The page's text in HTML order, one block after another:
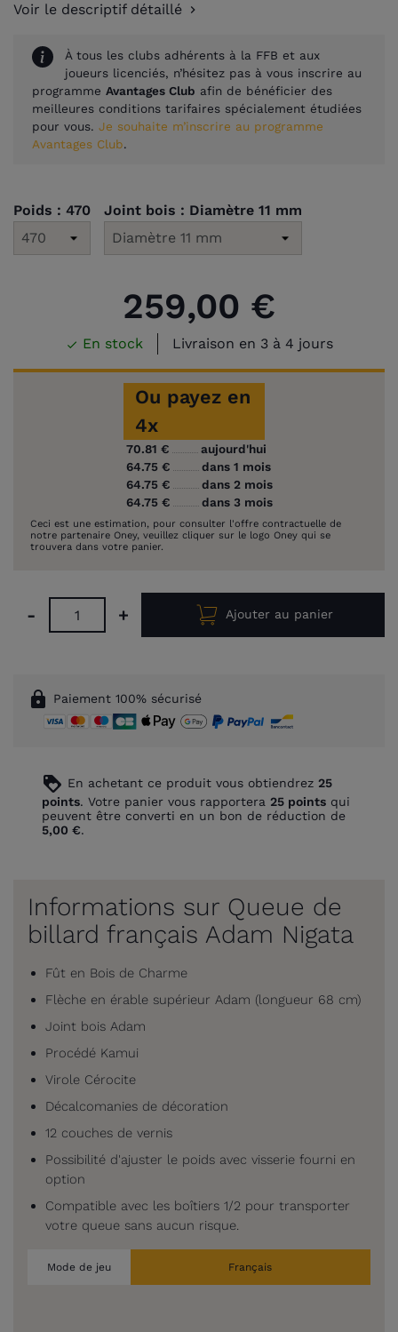
Voir le descriptif détaillé
À tous les clubs adhérents à la FFB et aux
joueurs licenciés, n’hésitez pas à vous inscrire au
programme Avantages Club afin de bénéficier des
meilleures conditions tarifaires spécialement étudiées
pour vous. Je souhaite m’inscrire au programme
Avantages Club.
Poids : 470 Joint bois : Diamètre 11 mm
259,00 €
 En stock Livraison en 3 à 4 jours
Ou payez en
4x
70.81 €
aujourd'hui
64.75 €
dans 1 mois
64.75 €
dans 2 mois
64.75 €
dans 3 mois
Ceci est une estimation, pour consulter l'offre contractuelle de
notre partenaire Oney, veuillez cliquer sur le logo Oney qui se
trouvera dans votre panier.
- + Ajouter au panier
lock Paiement 100% sécurisé
loyalty En achetant ce produit vous obtiendrez 25
points. Votre panier vous rapportera 25 points qui
peuvent être converti en un bon de réduction de
5,00 €.
Informations sur Queue de
billard français Adam Nigata
Fût en Bois de Charme
Flèche en érable supérieur Adam (longueur 68 cm)
Joint bois Adam
Procédé Kamui
Virole Cérocite
Décalcomanies de décoration
12 couches de vernis
Possibilité d'ajuster le poids avec visserie fourni en
option
Compatible avec les boîtiers 1/2 pour transporter
votre queue sans aucun risque.
Mode de jeu Français